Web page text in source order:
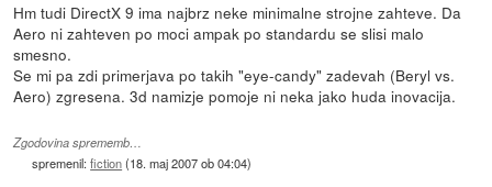
Hm tudi DirectX 9 ima najbrz neke minimalne strojne zahteve. Da
Aero ni zahteven po moci ampak po standardu se slisi malo
smesno.
Se mi pa zdi primerjava po takih "eye-candy" zadevah (Beryl vs.
Aero) zgresena. 3d namizje pomoje ni neka jako huda inovacija.
Zgodovina sprememb…
spremenil:fiction(18. maj 2007 ob 04:04)